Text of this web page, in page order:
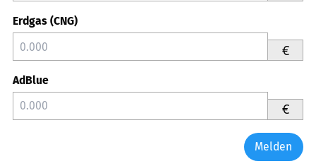
Erdgas (CNG)
€
AdBlue
€
Melden